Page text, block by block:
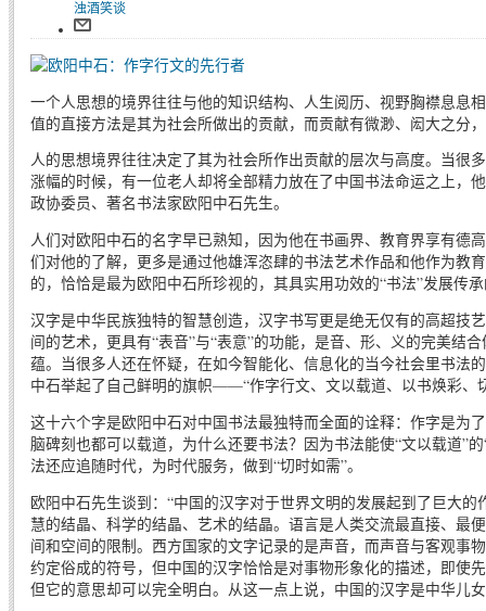
浊酒笑谈
一个人思想的境界往往与他的知识结构、人生阅历、视野胸襟息息
值的直接方法是其为社会所做出的贡献，而贡献有微渺、闳大之分
人的思想境界往往决定了其为社会所作出贡献的层次与高度。当很
涨幅的时候，有一位老人却将全部精力放在了中国书法命运之上，
政协委员、著名书法家欧阳中石先生。
人们对欧阳中石的名字早已熟知，因为他在书画界、教育界享有德
们对他的了解，更多是通过他雄浑恣肆的书法艺术作品和他作为教
的，恰恰是最为欧阳中石所珍视的，其具实用功效的“书法”发展传
汉字是中华民族独特的智慧创造，汉字书写更是绝无仅有的高超技
间的艺术，更具有“表音”与“表意”的功能，是音、形、义的完美结
蕴。当很多人还在怀疑，在如今智能化、信息化的当今社会里书法
中石举起了自己鲜明的旗帜——“作字行文、文以载道、以书焕彩、
这十六个字是欧阳中石对中国书法最独特而全面的诠释：作字是为
脑碑刻也都可以载道，为什么还要书法？因为书法能使“文以载道”
法还应追随时代，为时代服务，做到“切时如需”。
欧阳中石先生谈到：“中国的汉字对于世界文明的发展起到了巨大
慧的结晶、科学的结晶、艺术的结晶。语言是人类交流最直接、最
间和空间的限制。西方国家的文字记录的是声音，而声音与客观事
约定俗成的符号，但中国的汉字恰恰是对事物形象化的描述，即使
但它的意思却可以完全明白。从这一点上说，中国的汉字是中华儿